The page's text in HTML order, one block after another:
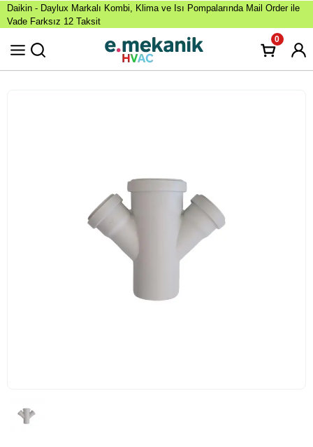
Daikin - Daylux Markalı Kombi, Klima ve Isı Pompalarında Mail Order ile
Vade Farksız 12 Taksit
0